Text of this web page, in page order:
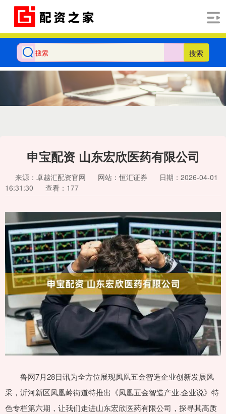
搜索
申宝配资 山东宏欣医药有限公司
来源：卓越汇配资官网 网站：恒汇证券
日期：2026-04-01
16:31:30
查看：177
鲁网7月28日讯为全方位展现凤凰五金智造企业创新发展风
采，沂河新区凤凰岭街道特推出《凤凰五金智造产业.企业说》特
色专栏第六期，让我们走进山东宏欣医药有限公司，探寻其高质